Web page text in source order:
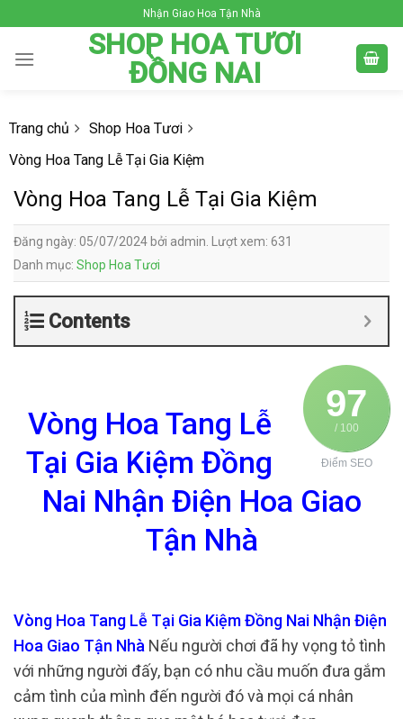
to
content
Nhận Giao Hoa Tận Nhà
SHOP HOA TƯƠI
ĐỒNG NAI
Trang chủ
Shop Hoa Tươi
Vòng Hoa Tang Lễ Tại Gia Kiệm
Vòng Hoa Tang Lễ Tại Gia Kiệm
Đăng ngày: 05/07/2024 bởi admin. Lượt xem: 631
Danh mục: Shop Hoa Tươi
Contents
97
/ 100
Điểm SEO
Vòng Hoa Tang Lễ
Tại Gia Kiệm Đồng
Nai Nhận Điện Hoa Giao
Tận Nhà
Vòng Hoa Tang Lễ Tại Gia Kiệm Đồng Nai Nhận Điện
Hoa Giao Tận Nhà Nếu người chơi đã hy vọng tỏ tình
với những người đấy, bạn có nhu cầu muốn đưa gắm
cảm tình của mình đến người đó và mọi cá nhân